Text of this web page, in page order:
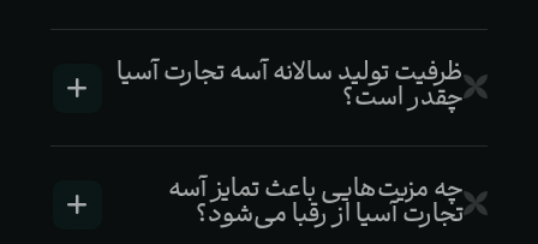
ظرفیت تولید سالانه آسه تجارت آسیا
چقدر است؟
چه مزیت‌هایی باعث تمایز آسه
تجارت آسیا از رقبا می‌شود؟